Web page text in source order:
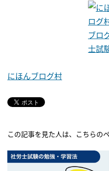
にほんブログ村
この記事を見た人は、こちらの